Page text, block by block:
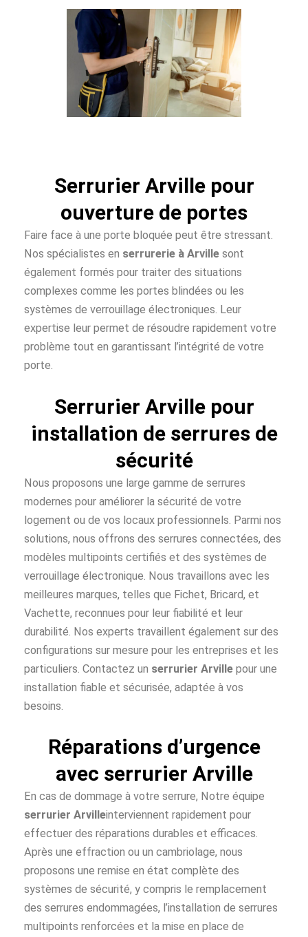
Serrurier Arville pour
ouverture de portes
Faire face à une porte bloquée peut être stressant.
Nos spécialistes en serrurerie à Arville sont
également formés pour traiter des situations
complexes comme les portes blindées ou les
systèmes de verrouillage électroniques. Leur
expertise leur permet de résoudre rapidement votre
problème tout en garantissant l’intégrité de votre
porte.
Serrurier Arville pour
installation de serrures de
sécurité
Nous proposons une large gamme de serrures
modernes pour améliorer la sécurité de votre
logement ou de vos locaux professionnels. Parmi nos
solutions, nous offrons des serrures connectées, des
modèles multipoints certifiés et des systèmes de
verrouillage électronique. Nous travaillons avec les
meilleures marques, telles que Fichet, Bricard, et
Vachette, reconnues pour leur fiabilité et leur
durabilité. Nos experts travaillent également sur des
configurations sur mesure pour les entreprises et les
particuliers. Contactez un serrurier Arville pour une
installation fiable et sécurisée, adaptée à vos
besoins.
Réparations d’urgence
avec serrurier Arville
En cas de dommage à votre serrure, Notre équipe
serrurier Arvilleinterviennent rapidement pour
effectuer des réparations durables et efficaces.
Après une effraction ou un cambriolage, nous
proposons une remise en état complète des
systèmes de sécurité, y compris le remplacement
des serrures endommagées, l’installation de serrures
multipoints renforcées et la mise en place de